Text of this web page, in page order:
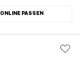
ONLINE PASSEN